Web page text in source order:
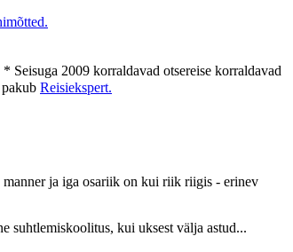
Seisuga 2009 korraldavad otsereise korraldavad
Reisiekspert.
manner ja iga osariik on kui riik riigis - erinev
suhtlemiskoolitus, kui uksest välja astud...